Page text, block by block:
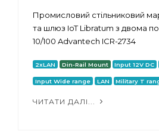
Промисловий стільниковий
та шлюз IoT Libratum з двома
10/100 Advantech ICR-2734
2xLAN Din-Rail Mount Input 12V DC
Input Wide range LAN Military T
ЧИТАТИ ДАЛІ...